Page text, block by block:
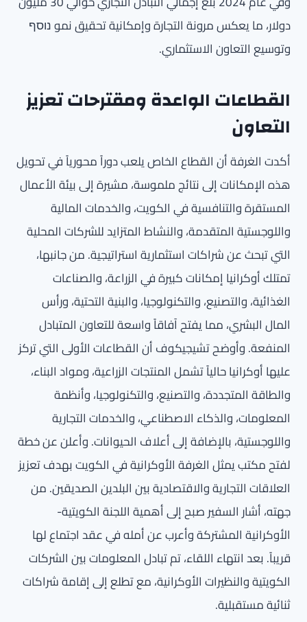
دولار، ما يعكس مرونة التجارة وإمكانية تحقيق نمو נוסף
وتوسيع التعاون الاستثماري.
القطاعات الواعدة ومقترحات تعزيز
التعاون
أكدت الغرفة أن القطاع الخاص يلعب دوراً محورياً في تحويل
هذه الإمكانات إلى نتائج ملموسة، مشيرة إلى بيئة الأعمال
المستقرة والتنافسية في الكويت، والخدمات المالية
واللوجستية المتقدمة، والنشاط المتزايد للشركات المحلية
التي تبحث عن شراكات استثمارية استراتيجية. من جانبها،
تمتلك أوكرانيا إمكانات كبيرة في الزراعة، والصناعات
الغذائية، والتصنيع، والتكنولوجيا، والبنية التحتية، ورأس
المال البشري، مما يفتح آفاقاً واسعة للتعاون المتبادل
المنفعة. وأوضح تشيجيكوف أن القطاعات الأولى التي تركز
عليها أوكرانيا حالياً تشمل المنتجات الزراعية، ومواد البناء،
والطاقة المتجددة، والتصنيع، والتكنولوجيا، وأنظمة
المعلومات، والذكاء الاصطناعي، والخدمات التجارية
واللوجستية، بالإضافة إلى أعلاف الحيوانات. وأعلن عن خطة
لفتح مكتب يمثل الغرفة الأوكرانية في الكويت بهدف تعزيز
العلاقات التجارية والاقتصادية بين البلدين الصديقين. من
جهته، أشار السفير صبح إلى أهمية اللجنة الكويتية-
الأوكرانية المشتركة وأعرب عن أمله في عقد اجتماع لها
قريباً. بعد انتهاء اللقاء، تم تبادل المعلومات بين الشركات
الكويتية والنظيرات الأوكرانية، مع تطلع إلى إقامة شراكات
ثنائية مستقبلية.